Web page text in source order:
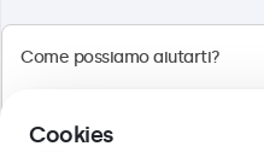
Cookies